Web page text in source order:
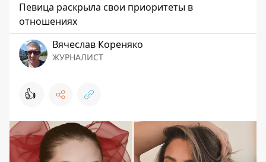
Певица раскрыла свои приоритеты в
отношениях
Вячеслав Кореняко
ЖУРНАЛИСТ
👍